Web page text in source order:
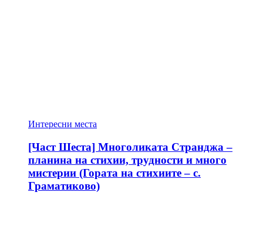
Интересни места
[Част Шеста] Многоликата Странджа –
планина на стихии, трудности и много
мистерии (Гората на стихиите – с.
Граматиково)